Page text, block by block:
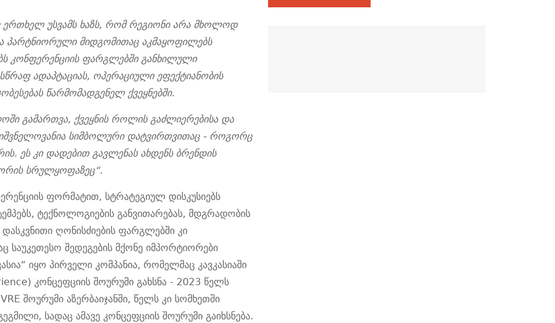
ერთხელ უსვამს ხაზს, რომ რეგიონი არა მხოლოდ
პარტნიორული მიდგომითაც აკმაყოფილებს
კონფერენციის ფარგლებში განხილული
ადაპტაციას, ოპერაციული ეფექტიანობის
წარმომადგენელ ქვეყნებში.
გამართვა, ქვეყნის როლის გაძლიერებისა და
სიმბოლური დატვირთვითაც - როგორც
ეს კი დადებით გავლენას ახდენს ბრენდის
სრულყოფაზეც“.
ფორმატით, სტრატეგიულ დისკუსიებს
ტექნოლოგიების განვითარებას, მდგრადობის
დასკვნითი ღონისძიების ფარგლებში კი
საუკეთესო შედეგების მქონე იმპორტიორები
იყო პირველი კომპანია, რომელმაც კავკასიაში
კონცეფციის შოურუმი გახსნა - 2023 წელს
შოურუმი აზერბაიჯანში, წელს კი სომხეთში
სადაც ამავე კონცეფციის შოურუმი გაიხსნება.